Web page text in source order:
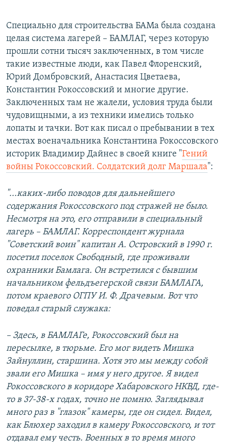
Специально для строитель­ства БАМа была создана
целая система лагерей – БАМЛАГ, через которую
прошли сотни тысяч заключенных, в том числе
такие известные люди, как Павел Флоренский,
Юрий Домбровский, Анастасия Цветаева,
Константин Рокоссовский и многие другие.
Заключенных там не жалели, условия труда были
чудовищными, а из техники имелись только
лопаты и тачки. Вот как писал о пребывании в тех
местах военачальника Константина Рокоссовского
историк Владимир Дайнес в своей книге "Гений
войны Рокоссовский. Солдатский долг Маршала":
"...каких-либо поводов для дальнейшего
содержания Рокоссовского под стражей не было.
Несмотря на это, его отправили в специальный
лагерь – БАМЛАГ. Корреспондент журнала
"Советский воин" капитан А. Островский в 1990 г.
посетил поселок Свободный, где проживали
охранники Бамлага. Он встретился с бывшим
начальником фельдъегерской связи БАМЛАГА,
потом краевого ОГПУ И. Ф. Драчевым. Вот что
поведал старый служака:
– Здесь, в БАМЛАГе, Рокоссовский был на
пересылке, в тюрьме. Его мог видеть Мишка
Зайнуллин, старшина. Хотя это мы между собой
звали его Мишка – имя у него другое. Я видел
Рокоссовского в коридоре Хабаровского НКВД, где-
то в 37-38-х годах, точно не помню. Заглядывал
много раз в "глазок" камеры, где он сидел. Видел,
как Блюхер заходил в камеру Рокоссовского, и тот
отдавал ему честь. Военных в то время много